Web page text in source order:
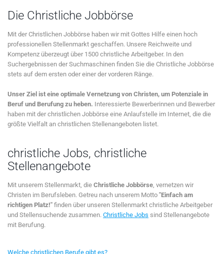
Die Christliche Jobbörse
Mit der Christlichen Jobbörse haben wir mit Gottes Hilfe einen hoch
professionellen Stellenmarkt geschaffen. Unsere Reichweite und
Kompetenz überzeugt über 1500 christliche Arbeitgeber. In den
Suchergebnissen der Suchmaschinen finden Sie die Christliche Jobbörse
stets auf dem ersten oder einer der vorderen Ränge.
Unser Ziel ist eine optimale Vernetzung von Christen, um Potenziale in
Beruf und Berufung zu heben. Interessierte Bewerberinnen und Bewerber
haben mit der christlichen Jobbörse eine Anlaufstelle im Internet, die die
größte Vielfalt an christlichen Stellenangeboten listet.
christliche Jobs, christliche
Stellenangebote
Mit unserem Stellenmarkt, die Christliche Jobbörse , vernetzen wir
Christen im Berufsleben. Getreu nach unserem Motto "Einfach am
richtigen Platz!" finden über unseren Stellenmarkt christliche Arbeitgeber
und Stellensuchende zusammen. Christliche Jobs sind Stellenangebote
mit Berufung.
Welche christlichen Berufe gibt es?